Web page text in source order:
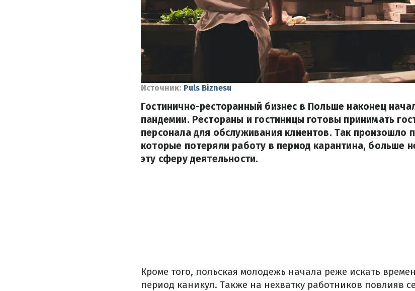
Источник: Puls Biznesu
Гостинично-ресторанный бизнес в Польше наконец
пандемии. Рестораны и гостиницы готовы принимать
персонала для обслуживания клиентов. Так произошло
которые потеряли работу в период карантина, больше
эту сферу деятельности.
Кроме того, польская молодежь начала реже искать
период каникул. Также на нехватку работников повлияв